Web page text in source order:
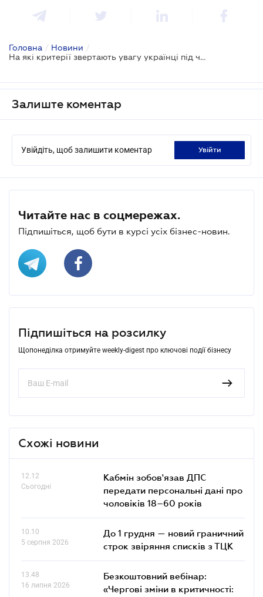
Головна / Новини /
На які критерії звертають увагу українці під час пошуку роботи - опитування
Залиште коментар
Увійдіть, щоб залишити коментар увійти
Читайте нас в соцмережах.
Підпишіться, щоб бути в курсі усіх бізнес-новин.
Підпишіться на розсилку
Щопонеділка отримуйте weekly-digest про ключові події бізнесу
Схожі новини
12.12
Сьогодні
Кабмін зобов'язав ДПС
передати персональні дані про
чоловіків 18–60 років
10.10
5 серпня 2026
До 1 грудня — новий граничний
строк звіряння списків з ТЦК
13.48
16 липня 2026
Безкоштовний вебінар:
«Чергові зміни в критичності: